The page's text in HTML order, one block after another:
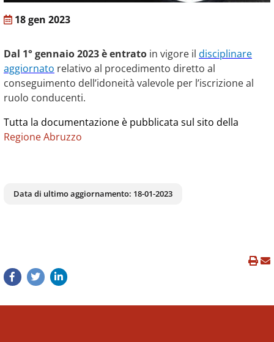
18 gen 2023
Dal 1° gennaio 2023è entrato in vigore il disciplinare
aggiornato relativo al procedimento diretto al
conseguimento dell’idoneità valevole per l’iscrizione al
ruolo conducenti.
Tutta la documentazione è pubblicata sul sito della
Regione Abruzzo
Data di ultimo aggiornamento: 18-01-2023